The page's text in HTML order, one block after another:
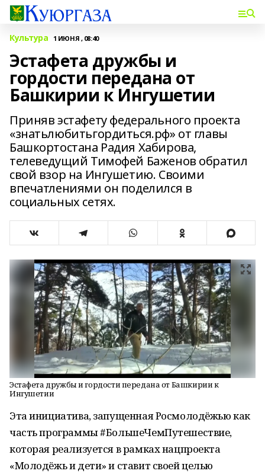
Культура 1 ИЮНЯ , 08:40
Эстафета дружбы и
гордости передана от
Башкирии к Ингушетии
Приняв эстафету федерального проекта
«знатьлюбитьгордиться.рф» от главы
Башкортостана Радия Хабирова,
телеведущий Тимофей Баженов обратил
свой взор на Ингушетию. Своими
впечатлениями он поделился в
социальных сетях.
Эстафета дружбы и гордости передана от Башкирии к
Ингушетии
Эта инициатива, запущенная Росмолодёжью как
часть программы #БольшеЧемПутешествие,
которая реализуется в рамках нацпроекта
«Молодёжь и дети» и ставит своей целью